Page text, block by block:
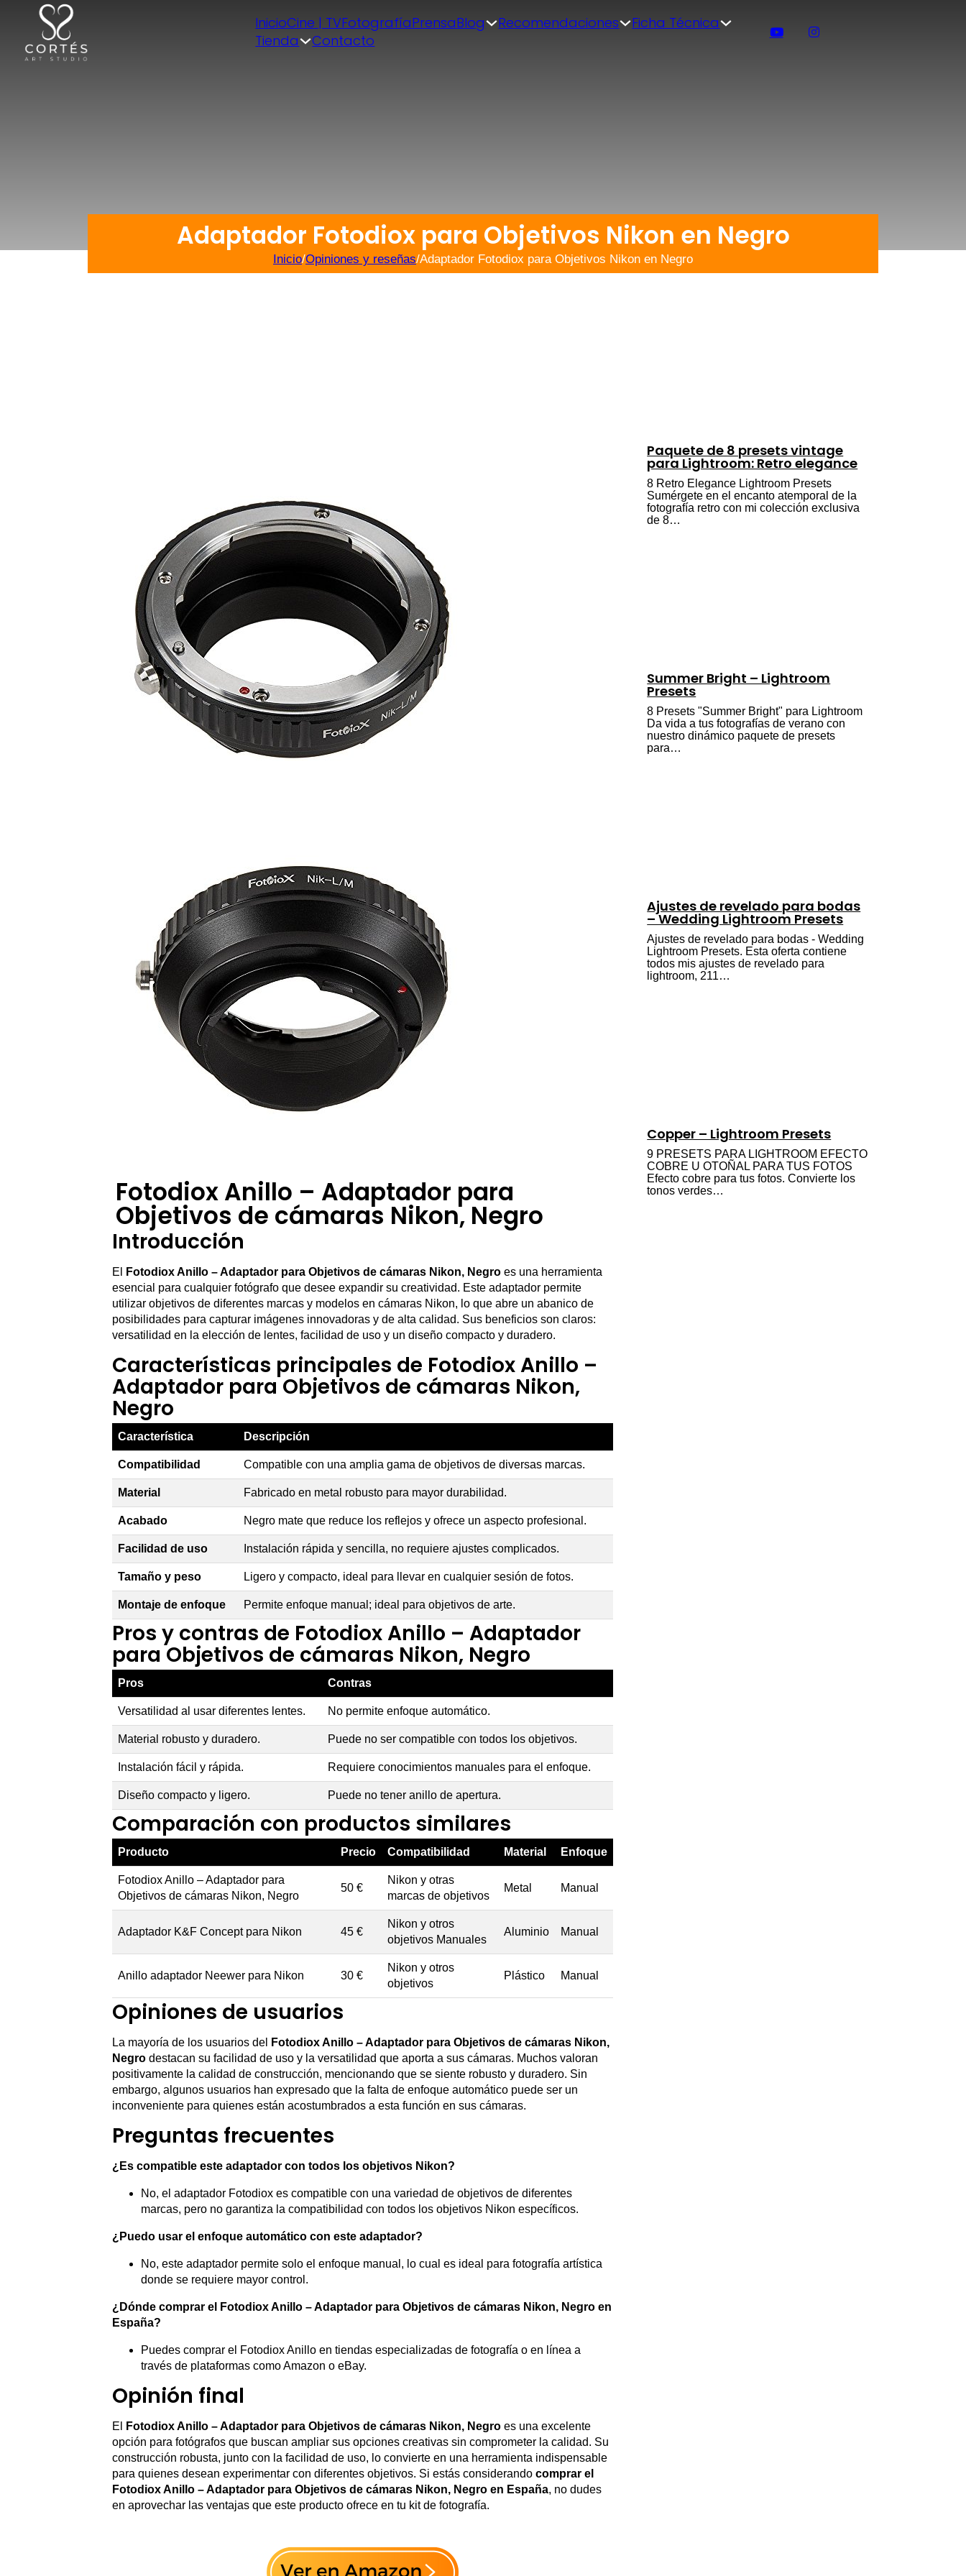
InicioCine | TVFotografíaPrensaBlog Recomendaciones
Ficha Técnica
Tienda
Contacto
Adaptador Fotodiox para Objetivos Nikon en Negro
Inicio/Opiniones y reseñas/Adaptador Fotodiox para Objetivos Nikon en Negro
Fotodiox Anillo – Adaptador para
Objetivos de cámaras Nikon, Negro
Introducción
El Fotodiox Anillo – Adaptador para Objetivos de cámaras Nikon, Negroes una herramienta
esencial para cualquier fotógrafo que desee expandir su creatividad. Este adaptador permite
utilizar objetivos de diferentes marcas y modelos en cámaras Nikon, lo que abre un abanico de
posibilidades para capturar imágenes innovadoras y de alta calidad. Sus beneficios son claros:
versatilidad en la elección de lentes, facilidad de uso y un diseño compacto y duradero.
Características principales de Fotodiox Anillo –
Adaptador para Objetivos de cámaras Nikon,
Negro
Característica Descripción
Compatibilidad Compatible con una amplia gama de objetivos de diversas marcas.
Material Fabricado en metal robusto para mayor durabilidad.
Acabado Negro mate que reduce los reflejos y ofrece un aspecto profesional.
Facilidad de uso Instalación rápida y sencilla, no requiere ajustes complicados.
Tamaño y peso Ligero y compacto, ideal para llevar en cualquier sesión de fotos.
Montaje de enfoque Permite enfoque manual; ideal para objetivos de arte.
Pros y contras de Fotodiox Anillo – Adaptador
para Objetivos de cámaras Nikon, Negro
Pros Contras
Versatilidad al usar diferentes lentes. No permite enfoque automático.
Material robusto y duradero. Puede no ser compatible con todos los objetivos.
Instalación fácil y rápida. Requiere conocimientos manuales para el enfoque.
Diseño compacto y ligero. Puede no tener anillo de apertura.
Comparación con productos similares
Producto Precio Compatibilidad Material Enfoque
Fotodiox Anillo – Adaptador para
Objetivos de cámaras Nikon, Negro
50 €
Nikon y otras
marcas de objetivos
Metal Manual
Adaptador K&F Concept para Nikon 45 €
Nikon y otros
objetivos Manuales
Aluminio Manual
Anillo adaptador Neewer para Nikon 30 €
Nikon y otros
objetivos
Plástico Manual
Opiniones de usuarios
La mayoría de los usuarios del
Fotodiox Anillo – Adaptador para Objetivos de cámaras Nikon,
Negrodestacan su facilidad de uso y la versatilidad que aporta a sus cámaras. Muchos valoran
positivamente la calidad de construcción, mencionando que se siente robusto y duradero. Sin
embargo, algunos usuarios han expresado que la falta de enfoque automático puede ser un
inconveniente para quienes están acostumbrados a esta función en sus cámaras.
Preguntas frecuentes
¿Es compatible este adaptador con todos los objetivos Nikon?
No, el adaptador Fotodiox es compatible con una variedad de objetivos de diferentes
marcas, pero no garantiza la compatibilidad con todos los objetivos Nikon específicos.
¿Puedo usar el enfoque automático con este adaptador?
No, este adaptador permite solo el enfoque manual, lo cual es ideal para fotografía artística
donde se requiere mayor control.
¿Dónde comprar el Fotodiox Anillo – Adaptador para Objetivos de cámaras Nikon, Negro en
España?
Puedes comprar el Fotodiox Anillo en tiendas especializadas de fotografía o en línea a
través de plataformas como Amazon o eBay.
Opinión final
El Fotodiox Anillo – Adaptador para Objetivos de cámaras Nikon, Negroes una excelente
opción para fotógrafos que buscan ampliar sus opciones creativas sin comprometer la calidad. Su
construcción robusta, junto con la facilidad de uso, lo convierte en una herramienta indispensable
para quienes desean experimentar con diferentes objetivos. Si estás considerando comprar el
Fotodiox Anillo – Adaptador para Objetivos de cámaras Nikon, Negro en España, no dudes
en aprovechar las ventajas que este producto ofrece en tu kit de fotografía.
Paquete de 8 presets vintage
para Lightroom: Retro elegance
8 Retro Elegance Lightroom Presets
Sumérgete en el encanto atemporal de la
fotografía retro con mi colección exclusiva
de 8…
Summer Bright – Lightroom
Presets
8 Presets "Summer Bright" para Lightroom
Da vida a tus fotografías de verano con
nuestro dinámico paquete de presets
para…
Ajustes de revelado para bodas
– Wedding Lightroom Presets
Ajustes de revelado para bodas - Wedding
Lightroom Presets. Esta oferta contiene
todos mis ajustes de revelado para
lightroom, 211…
Copper – Lightroom Presets
9 PRESETS PARA LIGHTROOM EFECTO
COBRE U OTOÑAL PARA TUS FOTOS
Efecto cobre para tus fotos. Convierte los
tonos verdes…